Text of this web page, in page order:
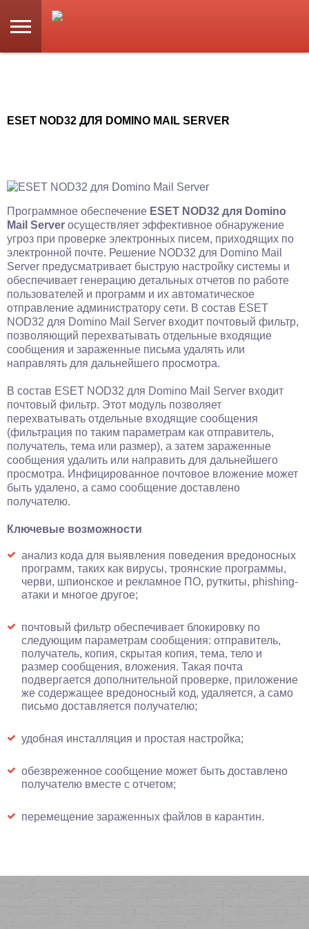
ESET NOD32 ДЛЯ DOMINO MAIL SERVER
Программное обеспечение ESET NOD32 для Domino
Mail Server осуществляет эффективное обнаружение
угроз при проверке электронных писем, приходящих по
электронной почте. Решение NOD32 для Domino Mail
Server предусматривает быструю настройку системы и
обеспечивает генерацию детальных отчетов по работе
пользователей и программ и их автоматическое
отправление администратору сети. В состав ESET
NOD32 для Domino Mail Server входит почтовый фильтр,
позволяющий перехватывать отдельные входящие
сообщения и зараженные письма удалять или
направлять для дальнейшего просмотра.
В состав ESET NOD32 для Domino Mail Server входит
почтовый фильтр. Этот модуль позволяет
перехватывать отдельные входящие сообщения
(фильтрация по таким параметрам как отправитель,
получатель, тема или размер), а затем зараженные
сообщения удалить или направить для дальнейшего
просмотра. Инфицированное почтовое вложение может
быть удалено, а само сообщение доставлено
получателю.
Ключевые возможности
анализ кода для выявления поведения вредоносных
программ, таких как вирусы, троянские программы,
черви, шпионское и рекламное ПО, руткиты, phishing-
атаки и многое другое;
почтовый фильтр обеспечивает блокировку по
следующим параметрам сообщения: отправитель,
получатель, копия, скрытая копия, тема, тело и
размер сообщения, вложения. Такая почта
подвергается дополнительной проверке, приложение
же содержащее вредоносный код, удаляется, а само
письмо доставляется получателю;
удобная инсталляция и простая настройка;
обезвреженное сообщение может быть доставлено
получателю вместе с отчетом;
перемещение зараженных файлов в карантин.